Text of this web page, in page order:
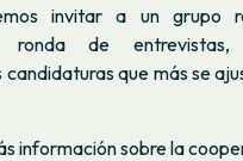
invitar a un grupo
de entrevistas,
candidaturas que más se
información sobre la